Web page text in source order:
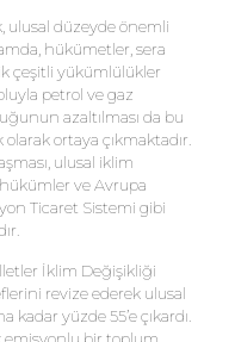
ulusal düzeyde önemli
hükümetler, sera
çeşitli yükümlülükler
petrol ve gaz
azaltılması da bu
ortaya çıkmaktadır.
ulusal iklim
ve Avrupa
Ticaret Sistemi gibi
İklim Değişikliği
revize ederek ulusal
yüzde 55’e çıkardı.